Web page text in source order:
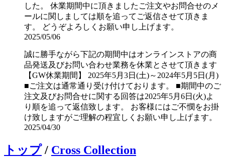
した。 休業期間中に頂きましたご注文やお問合せのメ
ールに関しましては順を追ってご返信させて頂きま
す。 どうぞよろしくお願い申し上げます。
2025/05/06
誠に勝手ながら下記の期間中はオンラインストアの商
品発送及びお問い合わせ業務を休業とさせて頂きます
【GW休業期間】 2025年5月3日(土)～2024年5月5日(月)
■ご注文は通常通り受け付けております。 ■期間中のご
注文及びお問合せに関する回答は2025年5月6日(火)よ
り順を追って返信致します。 お客様にはご不憫をお掛
け致しますがご理解の程宜しくお願い申し上げます。
2025/04/30
トップ/ Cross Collection